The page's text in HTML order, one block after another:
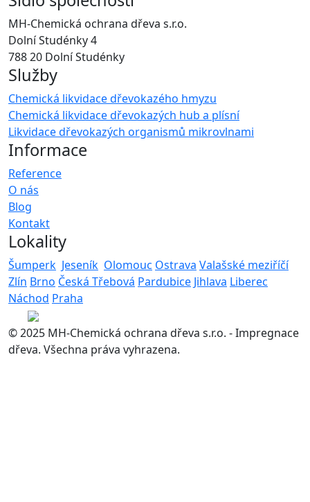
MH-Chemická ochrana dřeva s.r.o.
Dolní Studénky 4
788 20 Dolní Studénky
Služby
Chemická likvidace dřevokazého hmyzu
Chemická likvidace dřevokazých hub a plísní
Likvidace dřevokazých organismů mikrovlnami
Informace
Reference
O nás
Blog
Kontakt
Lokality
Šumperk Jeseník Olomouc Ostrava Valašské meziříčí
Zlín Brno Česká Třebová Pardubice Jihlava Liberec
Náchod Praha
© 2025 MH-Chemická ochrana dřeva s.r.o. - Impregnace
dřeva. Všechna práva vyhrazena.